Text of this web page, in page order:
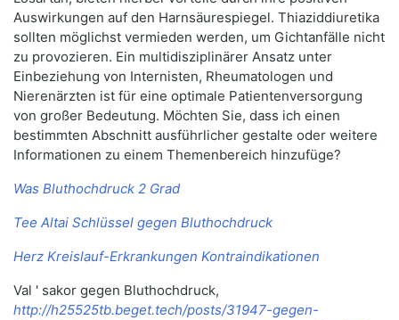
Auswirkungen auf den Harnsäurespiegel. Thiaziddiuretika
sollten möglichst vermieden werden, um Gichtanfälle nicht
zu provozieren. Ein multidisziplinärer Ansatz unter
Einbeziehung von Internisten, Rheumatologen und
Nierenärzten ist für eine optimale Patientenversorgung
von großer Bedeutung. Möchten Sie, dass ich einen
bestimmten Abschnitt ausführlicher gestalte oder weitere
Informationen zu einem Themenbereich hinzufüge?
Was Bluthochdruck 2 Grad
Tee Altai Schlüssel gegen Bluthochdruck
Herz Kreislauf-Erkrankungen Kontraindikationen
Val ' sakor gegen Bluthochdruck,
http://h25525tb.beget.tech/posts/31947-gegen-